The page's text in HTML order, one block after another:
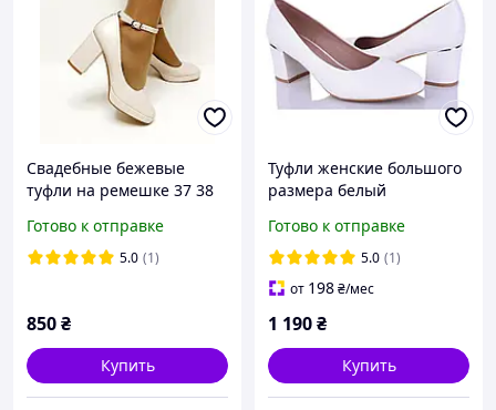
Свадебные бежевые
туфли на ремешке 37 38
Готово к отправке
5.0 (1)
850₴
Купить
Туфли женские большого
размера белый
размер 40 41
Готово к отправке
5.0 (1)
от 198₴/мес
1 190₴
Купить